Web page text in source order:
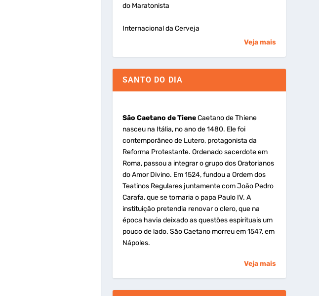
do Maratonista
Internacional da Cerveja
Veja mais
SANTO DO DIA
São Caetano de TieneCaetano de Thiene
nasceu na Itália, no ano de 1480. Ele foi
contemporâneo de Lutero, protagonista da
Reforma Protestante. Ordenado sacerdote em
Roma, passou a integrar o grupo dos Oratorianos
do Amor Divino. Em 1524, fundou a Ordem dos
Teatinos Regulares juntamente com João Pedro
Carafa, que se tornaria o papa Paulo IV. A
instituição pretendia renovar o clero, que na
época havia deixado as questões espirituais um
pouco de lado. São Caetano morreu em 1547, em
Nápoles.
Veja mais